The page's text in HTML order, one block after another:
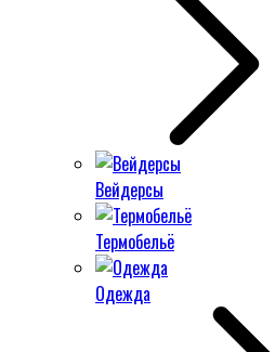
Вейдерсы
Термобельё
Одежда